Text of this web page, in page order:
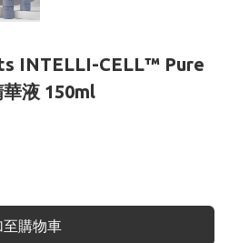
INTELLI-CELL™ Pure
液 150ml
至購物車